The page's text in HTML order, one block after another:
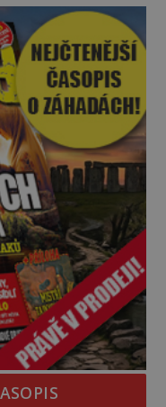
slyšeli? A odvážili
ids="17